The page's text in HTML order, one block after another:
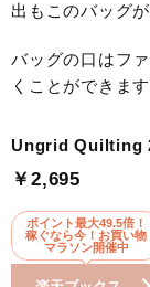
出もこのバッグ
バッグの口はフ
くことができます
Ungrid Quilting
￥2,695
ポイント最大49.5倍！
稼ぐなら今！お買い物
マラソン開催中